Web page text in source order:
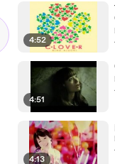
4:52
4:51
4:13